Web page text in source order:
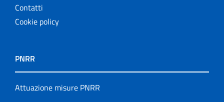
Contatti
Cookie policy
PNRR
Attuazione misure PNRR